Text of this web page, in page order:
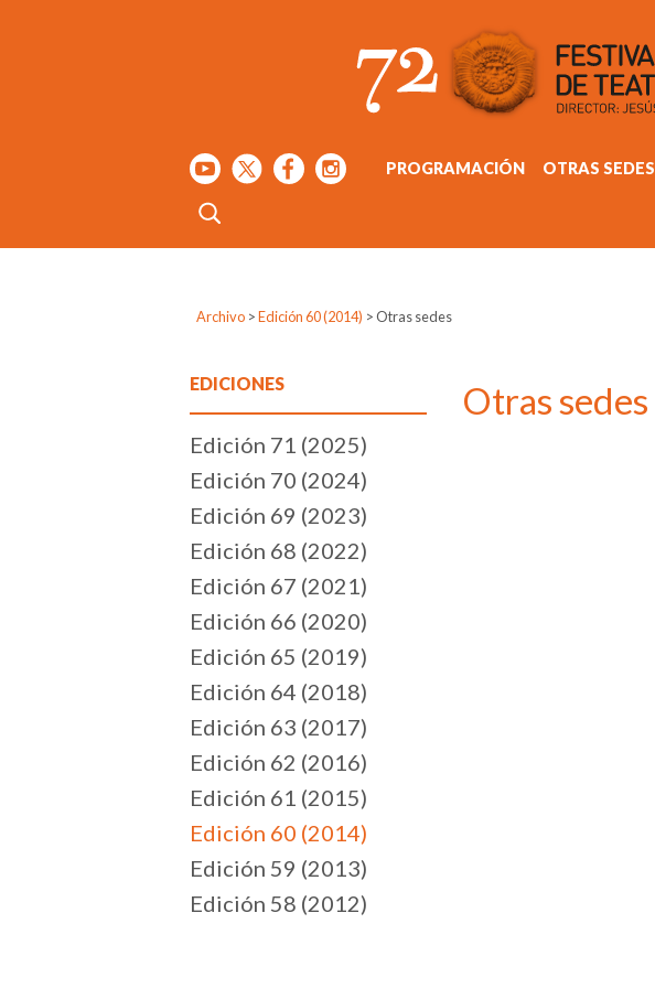
PROGRAMACIÓN OTRAS SEDES
Archivo > Edición 60 (2014) >Otras sedes
EDICIONES
Edición 71 (2025)
Edición 70 (2024)
Edición 69 (2023)
Edición 68 (2022)
Edición 67 (2021)
Edición 66 (2020)
Edición 65 (2019)
Edición 64 (2018)
Edición 63 (2017)
Edición 62 (2016)
Edición 61 (2015)
Edición 60 (2014)
Edición 59 (2013)
Edición 58 (2012)
Otras sedes